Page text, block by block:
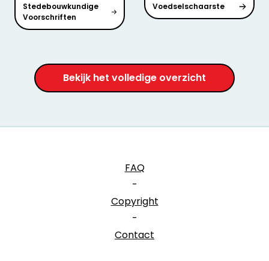
Stedebouwkundige
Voorschriften
Voedselschaarste
Bekijk het volledige overzicht
FAQ
-
Copyright
-
Contact